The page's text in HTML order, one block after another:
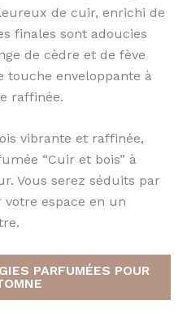
de cuir, enrichi de
finales sont adoucies
de cèdre et de fève
touche enveloppante à
raffinée.
vibrante et raffinée,
“Cuir et bois” à
Vous serez séduits par
espace en un
PARFUMÉES POUR